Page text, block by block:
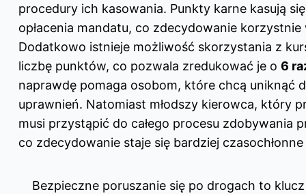
procedury ich kasowania. Punkty karne kasują
opłacenia mandatu, co zdecydowanie
Dodatkowo istnieje możliwość skorzystania z
liczbę punktów, co pozwala zredukować je o 6
naprawdę pomaga osobom, które chcą uniknąć
uprawnień. Natomiast młodszy kierowca, który
musi przystąpić do całego procesu zdobywania
co zdecydowanie staje się bardziej
Bezpieczne poruszanie się po drogach to